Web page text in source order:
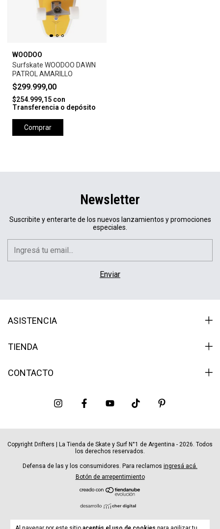
WOODOO
Surfskate WOODOO DAWN
PATROL AMARILLO
$299.999,00
$254.999,15 con
Transferencia o depósito
Comprar
Newsletter
Suscribite y enterarte de los nuevos lanzamientos y promociones
especiales.
ASISTENCIA
TIENDA
CONTACTO
Copyright Drifters | La Tienda de Skate y Surf N°1 de Argentina - 2026. Todos
los derechos reservados.
Defensa de las y los consumidores. Para reclamos ingresá acá.
Botón de arrepentimiento